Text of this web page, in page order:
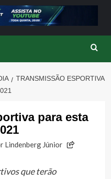
TRANSMISSÃO ESPORTIVA
para esta
Lindenberg Júnior
que terão